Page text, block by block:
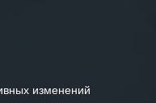
изменений